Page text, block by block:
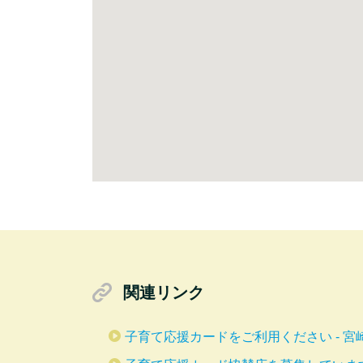
関連リンク
子育て応援カードをご利用ください - 宮